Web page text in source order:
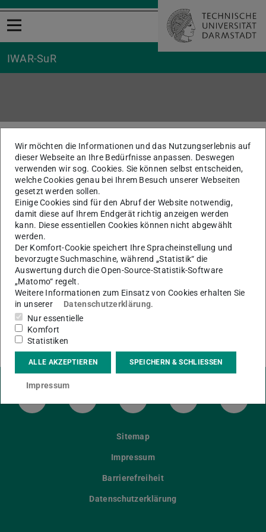
Menü öffnen
IWAR-SuR
Sitemap
AG Stoffstrommanagement und Ressourcenwirtschaft
Sitemap
Sitemap
www.iwar.tu-darmstadt.de/sur
LinkedIn-Seite der TU Darmstadt
Instagram-Kanal der TU
Bluesky-Kanal der TU
Facebook-
Sitemap
Impressum
Barrierefreiheit
Datenschutzerklärung
Wir möchten die Informationen und das Nutzungserlebnis auf
dieser Webseite an Ihre Bedürfnisse anpassen. Deswegen
verwenden wir sog. Cookies. Sie können selbst entscheiden,
welche Cookies genau bei Ihrem Besuch unserer Webseiten
gesetzt werden sollen.
Einige Cookies sind für den Abruf der Website notwendig,
damit diese auf Ihrem Endgerät richtig anzeigen werden
kann. Diese essentiellen Cookies können nicht abgewählt
werden.
Der Komfort-Cookie speichert Ihre Spracheinstellung und
bevorzugte Suchmaschine, während „Statistik“ die
Auswertung durch die Open-Source-Statistik-Software
„Matomo“ regelt.
Weitere Informationen zum Einsatz von Cookies erhalten Sie
in unserer
Datenschutzerklärung.
Nur essentielle
Komfort
Statistiken
ALLE AKZEPTIEREN SPEICHERN & SCHLIESSEN
Impressum